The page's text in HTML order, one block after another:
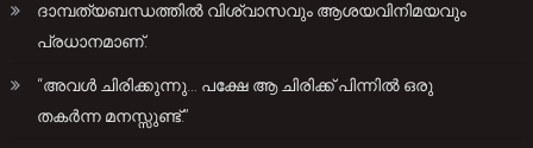
ദാമ്പത്യബന്ധത്തിൽ വിശ്വാസവും ആശയവിനിമയവും
പ്രധാനമാണ്.
“അവൾ ചിരിക്കുന്നു… പക്ഷേ ആ ചിരിക്ക് പിന്നിൽ ഒരു
തകർന്ന മനസ്സുണ്ട്.”